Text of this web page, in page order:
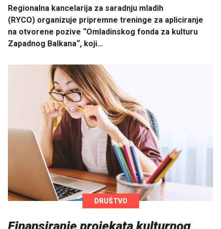
Regionalna kancelarija za saradnju mladih
(RYCO) organizuje pripremne treninge za apliciranje
na otvorene pozive “Omladinskog fonda za kulturu
Zapadnog Balkana“, koji…
DRUŠTVO
Finansiranje projekata kulturnog